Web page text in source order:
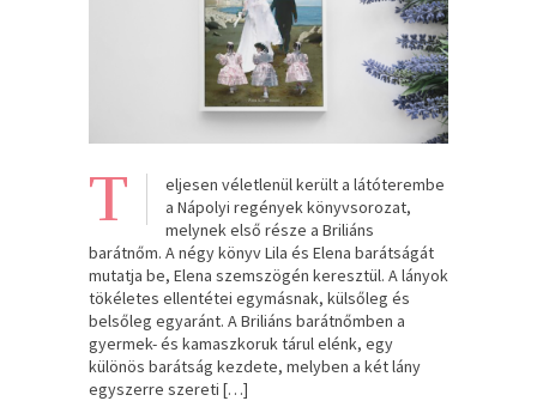
T
eljesen véletlenül került a látóterembe
a Nápolyi regények könyvsorozat,
melynek első része a Briliáns
barátnőm. A négy könyv Lila és Elena barátságát
mutatja be, Elena szemszögén keresztül. A lányok
tökéletes ellentétei egymásnak, külsőleg és
belsőleg egyaránt. A Briliáns barátnőmben a
gyermek- és kamaszkoruk tárul elénk, egy
különös barátság kezdete, melyben a két lány
egyszerre szereti […]